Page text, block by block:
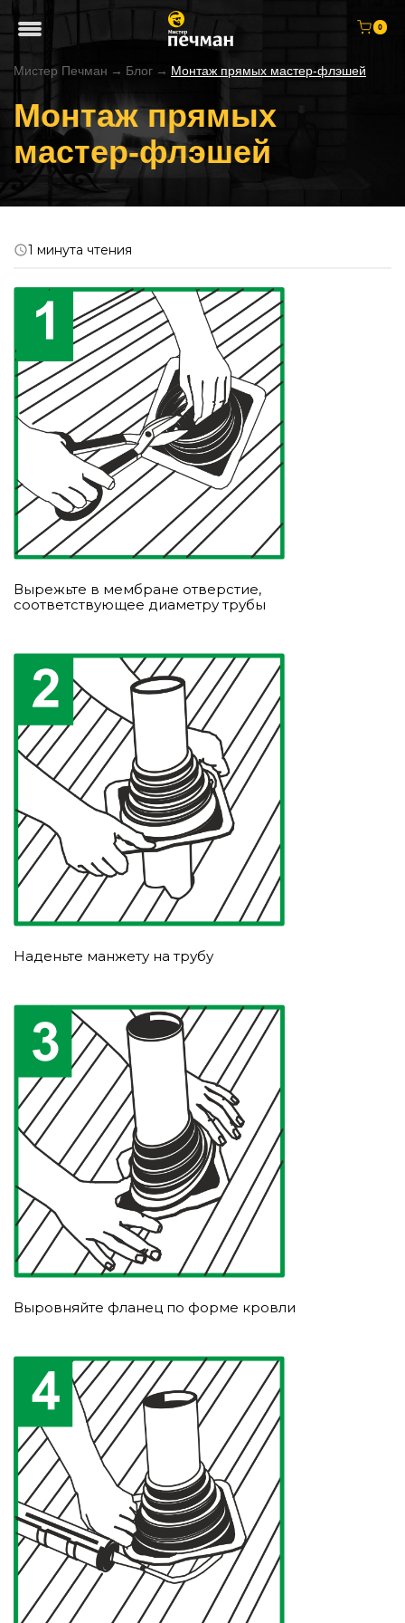
0
Мистер Печман → Блог → Монтаж прямых мастер-флэшей
Монтаж прямых
мастер-флэшей
1 минута чтения
Вырежьте в мембране отверстие,
соответствующее диаметру трубы
Наденьте манжету на трубу
Выровняйте фланец по форме кровли